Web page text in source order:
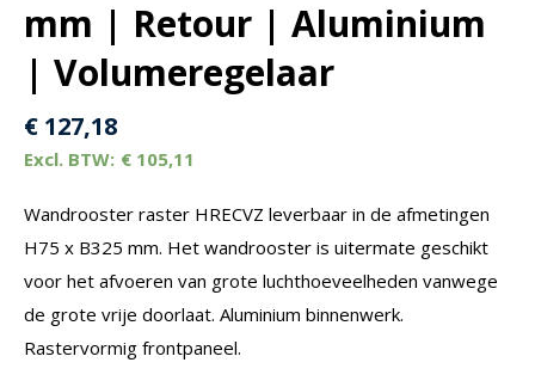
mm | Retour | Aluminium
| Volumeregelaar
€ 127,18
€ 105,11
Wandrooster raster HRECVZ leverbaar in de afmetingen
H75 x B325 mm. Het wandrooster is uitermate geschikt
voor het afvoeren van grote luchthoeveelheden vanwege
de grote vrije doorlaat. Aluminium binnenwerk.
Rastervormig frontpaneel.